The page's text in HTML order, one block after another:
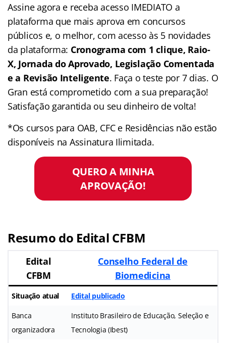
Assine agora e receba acesso IMEDIATO a
plataforma que mais aprova em concursos
públicos e, o melhor, com acesso às 5 novidades
da plataforma: Cronograma com 1 clique, Raio-
X, Jornada do Aprovado, Legislação Comentada
e a Revisão Inteligente. Faça o teste por 7 dias. O
Gran está comprometido com a sua preparação!
Satisfação garantida ou seu dinheiro de volta!
*Os cursos para OAB, CFC e Residências não estão
disponíveis na Assinatura Ilimitada.
QUERO A MINHA
APROVAÇÃO!
Resumo do Edital CFBM
Edital
CFBM
Conselho Federal de
Biomedicina
Situação atual Edital publicado
Banca
organizadora
Instituto Brasileiro de Educação, Seleção e
Tecnologia (Ibest)